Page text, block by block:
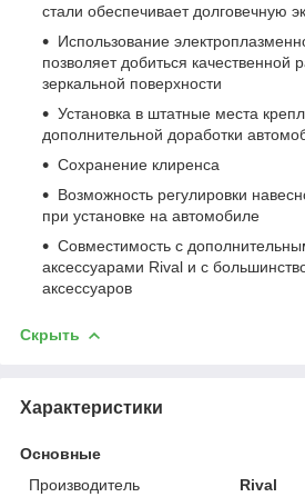
стали обеспечивает долговечную
Использование
позволяет добиться качественной
зеркальной поверхности
Установка в штатные места
дополнительной доработки
Сохранение клиренса
Возможность регулировки
при установке на автомобиле
Совместимость с
аксессуарами Rival и с
аксессуаров
Скрыть
Характеристики
Основные
Производитель
Rival